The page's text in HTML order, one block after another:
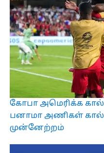
கோபா அமெரிக்க கால்
பனாமா அணிகள் கால்
முன்னேற்றம்